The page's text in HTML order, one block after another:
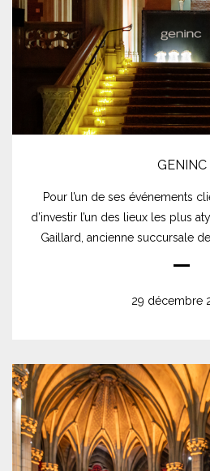
GENINC
Pour l’un de ses événements
d’investir l’un des lieux les plus
Gaillard, ancienne succursale
29 décembre